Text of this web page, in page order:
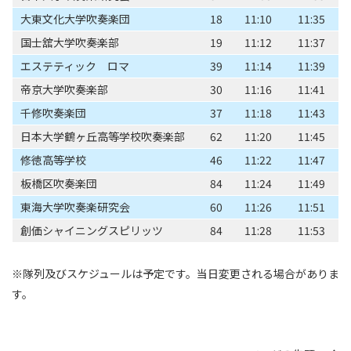
大東文化大学吹奏楽団
18 11:10
11:35
国士舘大学吹奏楽部
19 11:12
11:37
エステティック ロマ
39 11:14
11:39
帝京大学吹奏楽部
30 11:16
11:41
千修吹奏楽団
37 11:18
11:43
日本大学鶴ヶ丘高等学校吹奏楽部
62 11:20
11:45
修徳高等学校
46 11:22
11:47
板橋区吹奏楽団
84 11:24
11:49
東海大学吹奏楽研究会
60 11:26
11:51
創価シャイニングスピリッツ
84 11:28 11:53
※隊列及びスケジュールは予定です。当日変更される場合がありま
す。